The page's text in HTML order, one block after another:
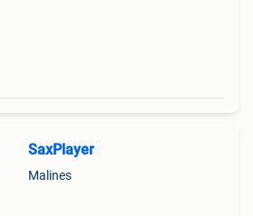
SaxPlayer
Malines